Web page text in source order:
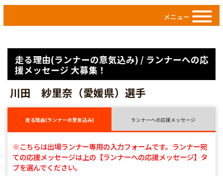
メニュー
走る理由(ランナーの意気込み) / ランナーへの応
援メッセージ 大募集！
川田 紗里奈（愛媛県）選手
走る理由(ランナーの意気込み) ランナーへの応援メッセージ
※こちらは出場ランナー専用の入力フォームです。ランナー宛
ての応援メッセージは上の【ランナーへの応援メッセージ】タ
ブを選んでください。